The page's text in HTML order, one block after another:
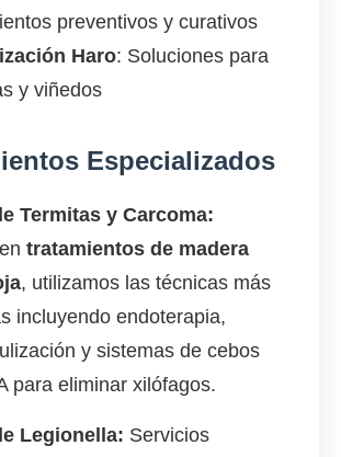
preventivos y curativos
Haro: Soluciones para
y viñedos
Especializados
Termitas y Carcoma:
tratamientos de madera
, utilizamos las técnicas más
incluyendo endoterapia,
y sistemas de cebos
para eliminar xilófagos.
Legionella: Servicios